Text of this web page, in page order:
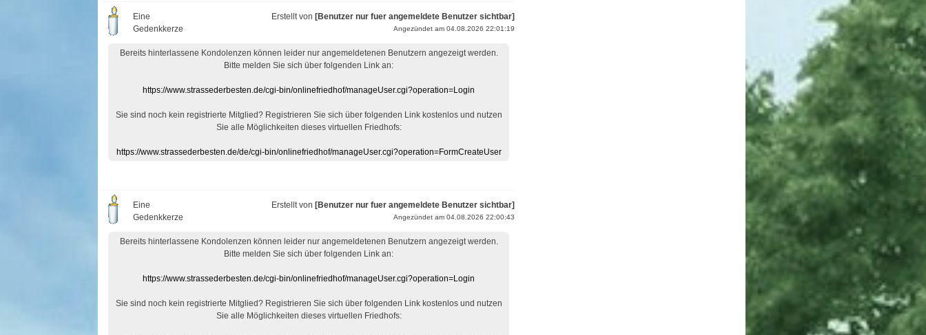
Eine
Gedenkkerze
Erstellt von [Benutzer nur fuer angemeldete Benutzer sichtbar]
Angezündet am 04.08.2026 22:01:19
Bereits hinterlassene Kondolenzen können leider nur angemeldetenen Benutzern angezeigt werden.
Bitte melden Sie sich über folgenden Link an:
https://www.strassederbesten.de/cgi-bin/onlinefriedhof/manageUser.cgi?operation=Login
Sie sind noch kein registrierte Mitglied? Registrieren Sie sich über folgenden Link kostenlos und nutzen
Sie alle Möglichkeiten dieses virtuellen Friedhofs:
https://www.strassederbesten.de/de/cgi-bin/onlinefriedhof/manageUser.cgi?operation=FormCreateUser
Eine
Gedenkkerze
Erstellt von [Benutzer nur fuer angemeldete Benutzer sichtbar]
Angezündet am 04.08.2026 22:00:43
Bereits hinterlassene Kondolenzen können leider nur angemeldetenen Benutzern angezeigt werden.
Bitte melden Sie sich über folgenden Link an:
https://www.strassederbesten.de/cgi-bin/onlinefriedhof/manageUser.cgi?operation=Login
Sie sind noch kein registrierte Mitglied? Registrieren Sie sich über folgenden Link kostenlos und nutzen
Sie alle Möglichkeiten dieses virtuellen Friedhofs: